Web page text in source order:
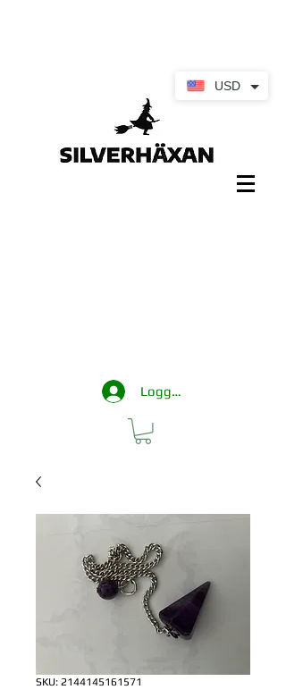
Logga in
SKU: 2144145161571
USD